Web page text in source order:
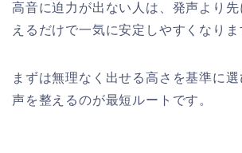
高音に迫力が出ない人は、発声より
えるだけで一気に安定しやすくなりま
まずは無理なく出せる高さを基準に
声を整えるのが最短ルートです。